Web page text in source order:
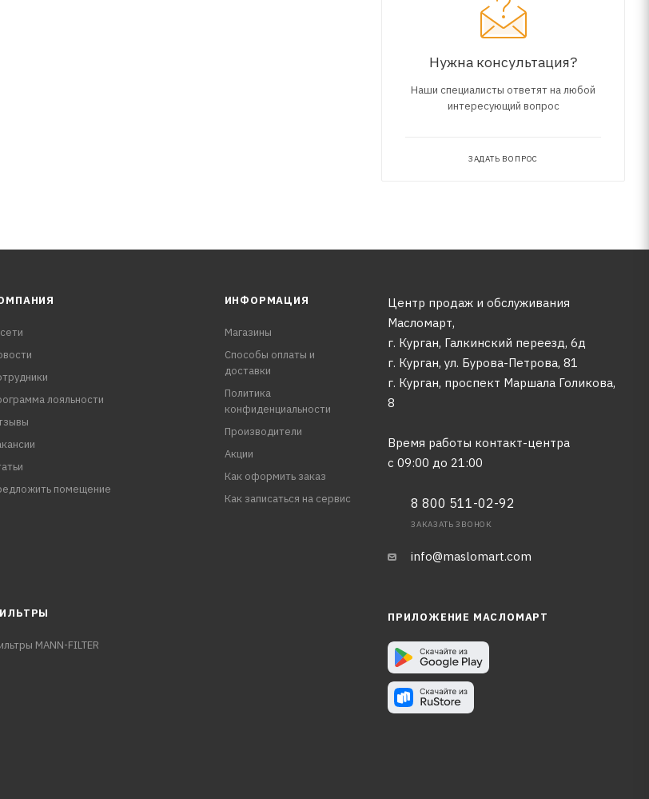
Нужна консультация?
Наши специалисты ответят на любой
интересующий вопрос
ЗАДАТЬ ВОПРОС
лояльности
помещение
ИНФОРМАЦИЯ
Магазины
Способы оплаты и
доставки
Политика
конфиденциальности
Производители
Акции
Как оформить заказ
Как записаться на сервис
Центр продаж и обслуживания
Масломарт,
г. Курган, Галкинский переезд, 6д
г. Курган, ул. Бурова-Петрова, 81
г. Курган, проспект Маршала Голикова,
8
Время работы контакт-центра
с 09:00 до 21:00
8 800 511-02-92
ЗАКАЗАТЬ ЗВОНОК
info@maslomart.com
MANN-FILTER
ПРИЛОЖЕНИЕ МАСЛОМАРТ